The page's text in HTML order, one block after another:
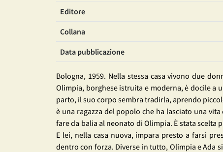
Editore
Collana
Data pubblicazione
Bologna, 1959. Nella stessa casa vivono due
Olimpia, borghese istruita e moderna, è docile a
parto, il suo corpo sembra tradirla, aprendo
è una ragazza del popolo che ha lasciato una
fare da balia al neonato di Olimpia. È stata scelta
E lei, nella casa nuova, impara presto a farsi
dentro con forza. Diverse in tutto, Olimpia e Ada